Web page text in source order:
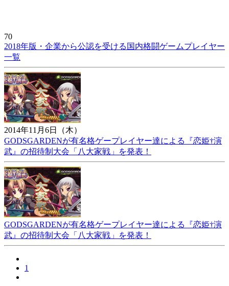
70
2018年版・企業から公認を受ける国内格闘ゲームプレイヤー
一覧
2014年11月6日（木）
GODSGARDENが有名格ゲープレイヤー達による『恋姫†演
武』の招待制大会「八大家戦」を発表！
GODSGARDENが有名格ゲープレイヤー達による『恋姫†演
武』の招待制大会「八大家戦」を発表！
1